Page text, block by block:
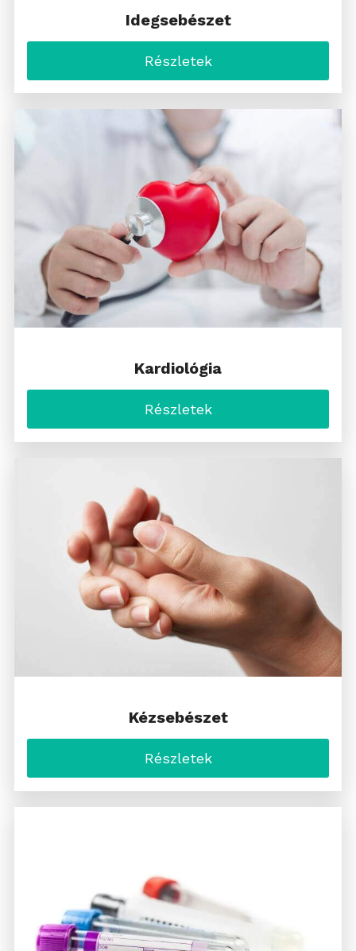
Idegsebészet
Részletek
Kardiológia
Részletek
Kézsebészet
Részletek